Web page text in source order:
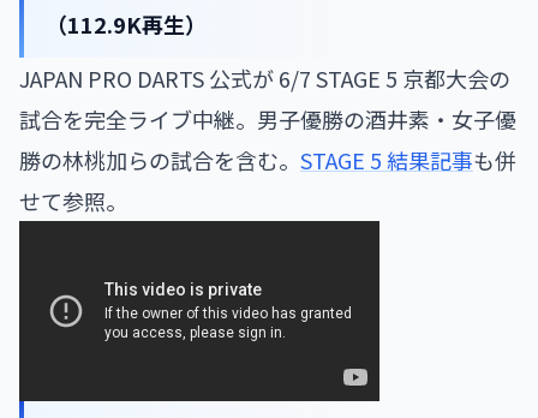
（112.9K再生）
JAPAN PRO DARTS 公式が 6/7 STAGE 5 京都大会の
試合を完全ライブ中継。男子優勝の酒井素・女子優
勝の林桃加らの試合を含む。 STAGE 5 結果記事も併
せて参照。